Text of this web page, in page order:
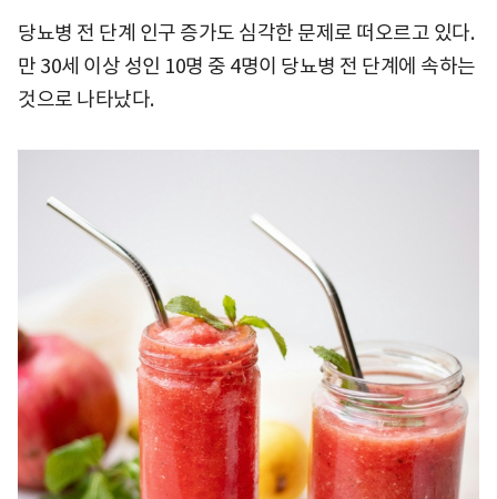
당뇨병 전 단계 인구 증가도 심각한 문제로 떠오르고 있다.
만 30세 이상 성인 10명 중 4명이 당뇨병 전 단계에 속하는
것으로 나타났다.